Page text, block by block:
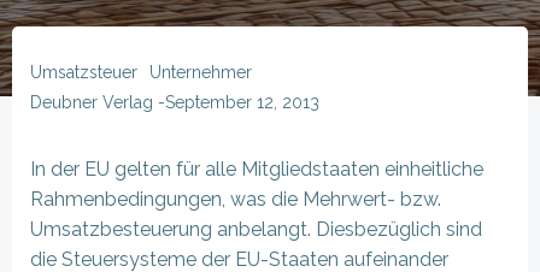
Umsatzsteuer
Unternehmer
Deubner Verlag -September 12, 2013
In der EU gelten für alle Mitgliedstaaten einheitliche
Rahmenbedingungen, was die Mehrwert- bzw.
Umsatzbesteuerung anbelangt. Diesbezüglich sind
die Steuersysteme der EU-Staaten aufeinander